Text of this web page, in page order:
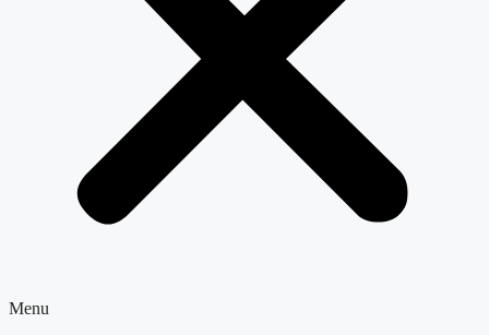
Menu